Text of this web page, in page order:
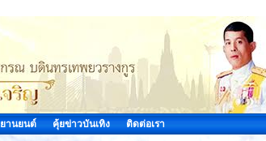
ยานยนต์ คุ้ยข่าวบันเทิง ติดต่อเรา